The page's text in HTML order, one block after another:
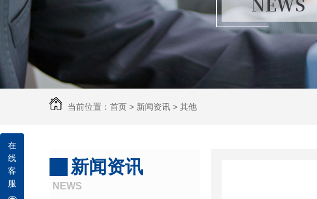
当前位置： 首页 > 新闻资讯 > 其他
新闻资讯
NEWS
在
线
客
服